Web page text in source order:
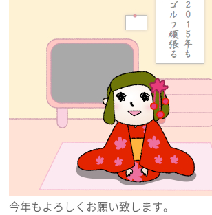
今年もよろしくお願い致します。